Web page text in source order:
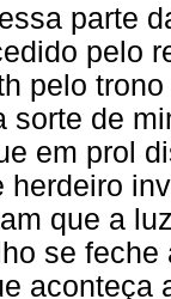
parte
pelo
pelo
sorte de
em prol
herdeiro
que a
se
aconteça